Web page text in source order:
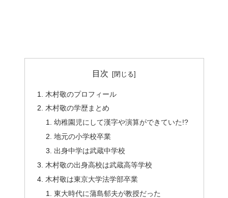
目次
木村敬のプロフィール
木村敬の学歴まとめ
幼稚園児にして漢字や演算ができていた!?
地元の小学校卒業
出身中学は武蔵中学校
木村敬の出身高校は武蔵高等学校
木村敬は東京大学法学部卒業
東大時代に蒲島郁夫が教授だった